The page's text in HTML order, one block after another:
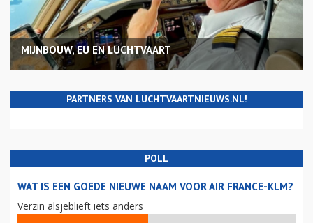
MIJNBOUW, EU EN LUCHTVAART
PARTNERS VAN LUCHTVAARTNIEUWS.NL!
POLL
WAT IS EEN GOEDE NIEUWE NAAM VOOR AIR FRANCE-KLM?
Verzin alsjeblieft iets anders